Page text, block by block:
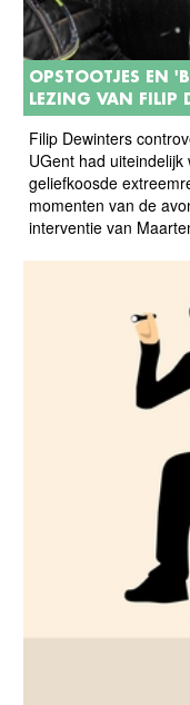
OPSTOOTJES EN
LEZING VAN FILIP
Filip Dewinters
UGent had
geliefkoosde
momenten van de
interventie van